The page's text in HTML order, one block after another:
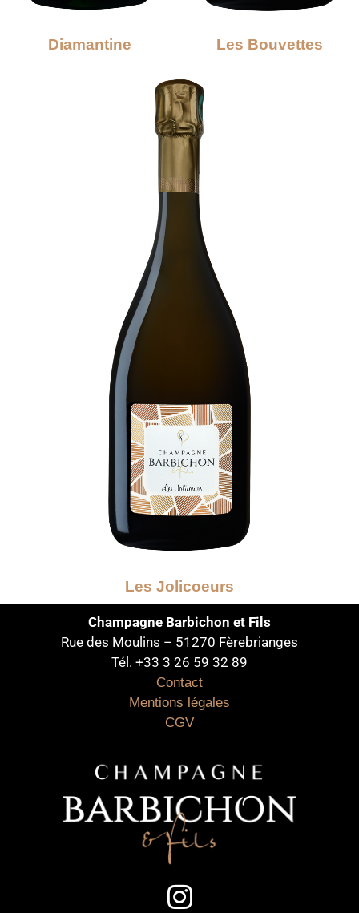
Diamantine Les Bouvettes
Les Jolicoeurs
Champagne Barbichon et Fils
Rue des Moulins – 51270 Fèrebrianges
Tél. +33 3 26 59 32 89
Contact
Mentions légales
CGV